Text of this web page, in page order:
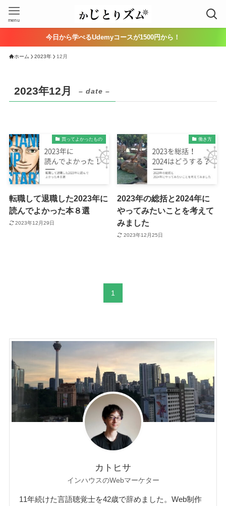
menu
今日から学べるUdemyコースが1500円から！
ホーム 2023年 12月
2023年12月 – date –
買ってよかったもの
転職して退職した2023年に
読んでよかった本８選
2023年12月29日
働き方
2023年の総括と2024年に
やってみたいことを考えて
みました
2023年12月25日
1
カトヒサ
インハウスのWebマーケター
11年続けた言語聴覚士を42歳で辞めました。Web制作